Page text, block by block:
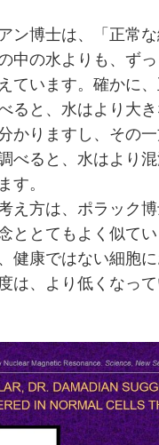
ン博士は、「正常
中の水よりも、ず
ています。確かに
ると、水はより大
かりますし、その
べると、水はより
す。
え方は、ポラック
ととてもよく似て
健康ではない細胞
は、より低くなっ